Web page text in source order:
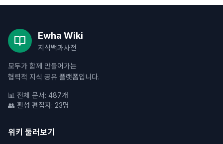
Ewha Wiki
지식백과사전
모두가 함께 만들어가는
협력적 지식 공유 플랫폼입니다.
📊 전체 문서: 487개
👥 활성 편집자: 23명
위키 둘러보기